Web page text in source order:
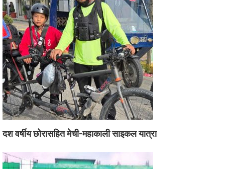
दश वर्षीय छोरासहित मेची-महाकाली साइकल यात्रा